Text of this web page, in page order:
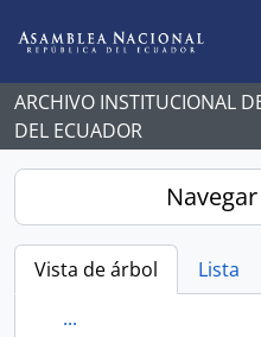
ARCHIVO INSTITUCIONAL
DEL ECUADOR
Vista de árbol Lista
...